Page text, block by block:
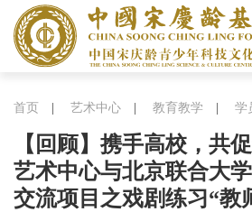
首页 艺术中心 教育教学 学
【回顾】携手高校，
艺术中心与北京联合大
交流项目之戏剧练习“教